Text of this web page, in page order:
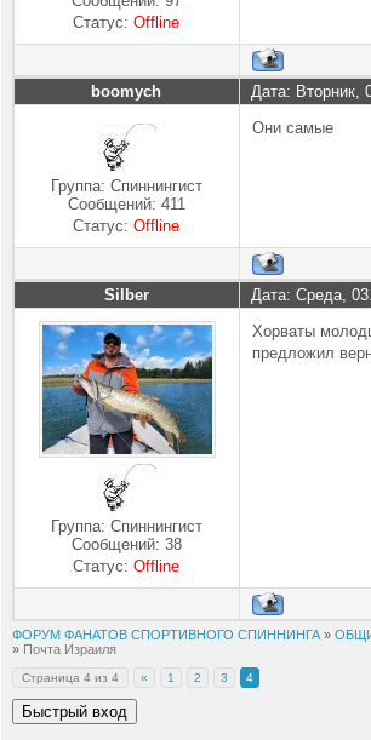
Статус:Offline
boomych Дата: Вторник,
Группа: Спиннингист
Сообщений: 411
Статус:Offline
Они самые
Silber Дата: Среда,
Группа: Спиннингист
Сообщений: 38
Статус:Offline
Хорваты
предложил
ФОРУМ ФАНАТОВ СПОРТИВНОГО СПИННИНГА »
» Почта Израиля
Страница 4 из 4 « 1 2 3 4